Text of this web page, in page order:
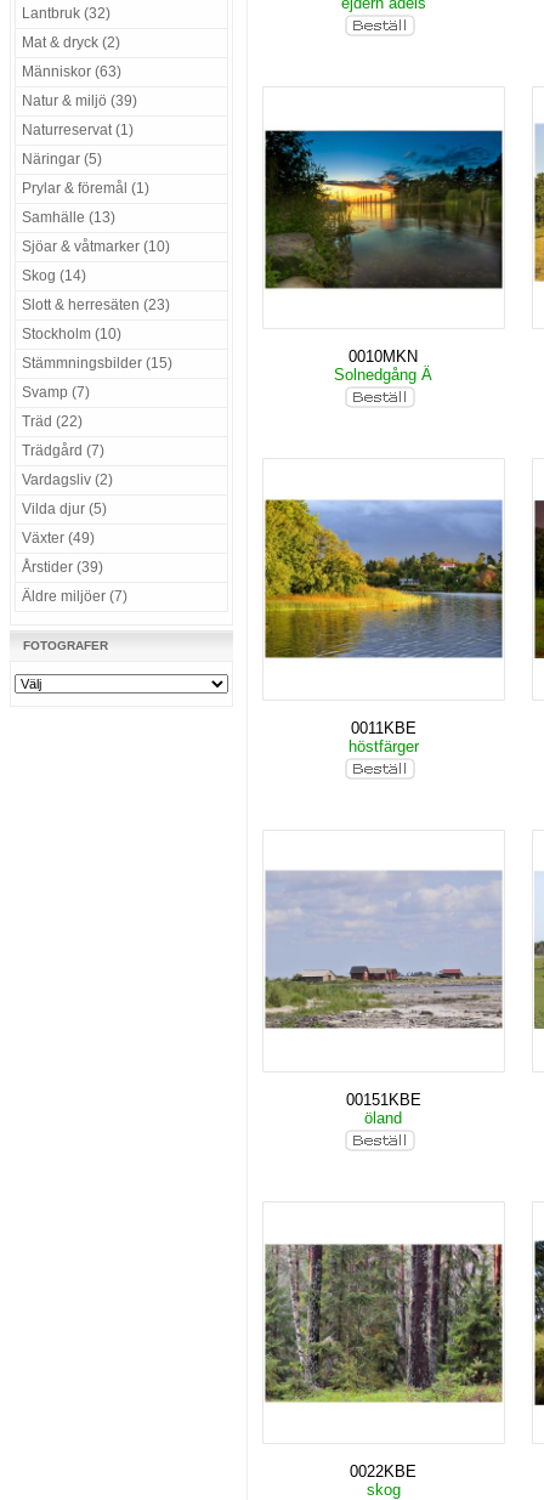
Lantbruk (32)
Mat & dryck (2)
Människor (63)
Natur & miljö (39)
Naturreservat (1)
Näringar (5)
Prylar & föremål (1)
Samhälle (13)
Sjöar & våtmarker (10)
Skog (14)
Slott & herresäten (23)
Stockholm (10)
Stämmningsbilder (15)
Svamp (7)
Träd (22)
Trädgård (7)
Vardagsliv (2)
Vilda djur (5)
Växter (49)
Årstider (39)
Äldre miljöer (7)
FOTOGRAFER
0010MKN
Solnedgång Ä
0011KBE
höstfärger
00151KBE
öland
0022KBE
skog